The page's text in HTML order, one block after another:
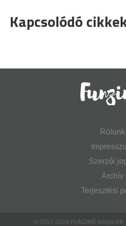
Kapcsolódó
Rólunk
Szerzői
Archív
Terjesztési
© 2017-2018 FUNZINE Média